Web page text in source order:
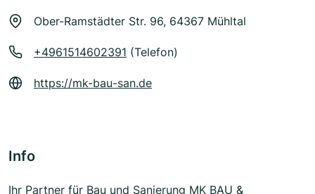
Ober-Ramstädter Str. 96, 64367 Mühltal
+4961514602391 (Telefon)
https://mk-bau-san.de
Info
Ihr Partner für Bau und Sanierung MK BAU &